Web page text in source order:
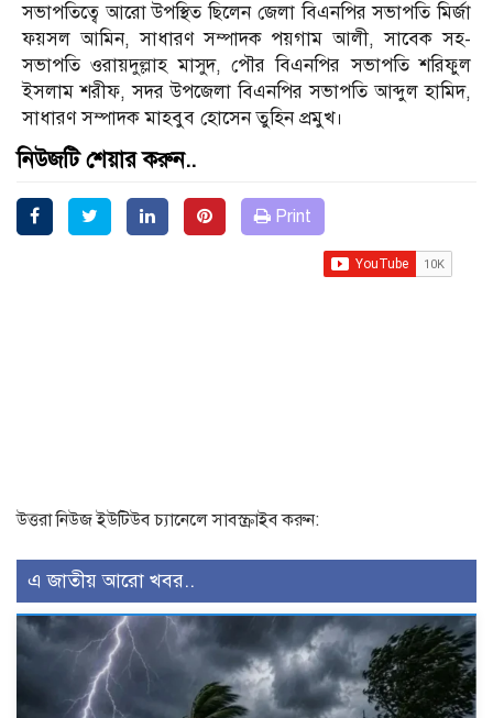
সভাপতিত্বে আরো উপস্থিত ছিলেন জেলা বিএনপির সভাপতি মির্জা
ফয়সল আমিন, সাধারণ সম্পাদক পয়গাম আলী, সাবেক সহ-
সভাপতি ওরায়দুল্লাহ মাসুদ, পৌর বিএনপির সভাপতি শরিফুল
ইসলাম শরীফ, সদর উপজেলা বিএনপির সভাপতি আব্দুল হামিদ,
সাধারণ সম্পাদক মাহবুব হোসেন তুহিন প্রমুখ।
নিউজটি শেয়ার করুন..
Print
উত্তরা নিউজ ইউটিউব চ্যানেলে সাবস্ক্রাইব করুন:
এ জাতীয় আরো খবর..